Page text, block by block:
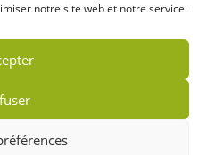
notre site web et notre service.